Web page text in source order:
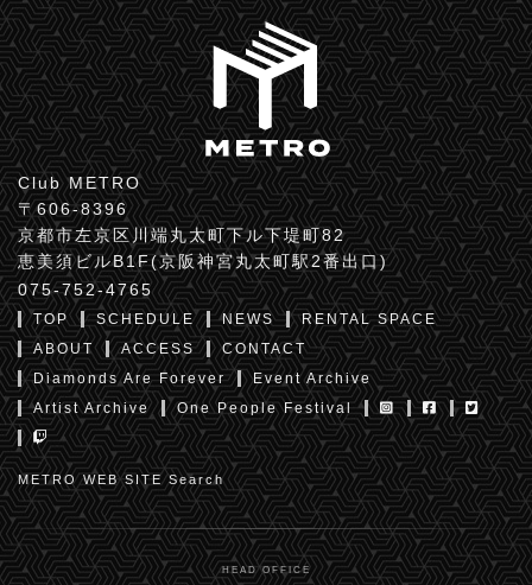
Club METRO
〒606-8396
京都市左京区川端丸太町下ル下堤町82
恵美須ビルB1F(京阪神宮丸太町駅2番出口)
075-752-4765
TOP SCHEDULE NEWS
RENTAL SPACE
ABOUT
ACCESS
CONTACT
Diamonds Are Forever
Event Archive
Artist Archive
One People Festival
METRO WEB SITE Search
HEAD OFFICE